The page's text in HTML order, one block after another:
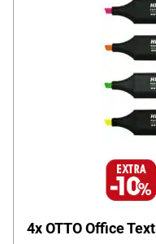
4x OTTO Office